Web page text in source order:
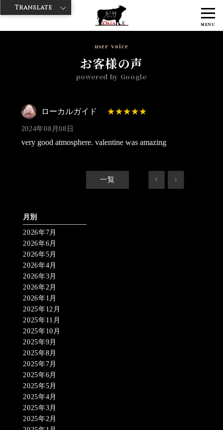
MENU
神戸牛ダイヤ > 神戸牛ダイア 観音通り店
ローカ
user voice
お客様の声
powered by Google
ローカルガイド
2024年08月08日
very good atmosphere. valentine was amazing
一覧 < >
月別
2026年7月
2026年6月
2026年5月
2026年4月
2026年3月
2026年2月
2026年1月
2025年12月
2025年11月
2025年10月
2025年9月
2025年8月
2025年7月
2025年6月
2025年5月
2025年4月
2025年3月
2025年2月
Translate